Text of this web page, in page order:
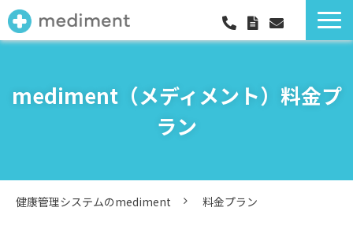
料金プラン
機能一覧
導入事例
お役立ち情報一覧
mediment（メディメント）料金プ
ラン
健康管理システムのmediment 料金プラン